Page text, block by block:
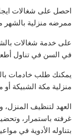
احصل على شغالات
ممرضه منزلية
على خدمة شغالات
في السن في تناول
يمكنك طلب خادمات
منزلية مكة الشبيكة
العهد لتنظيف المنزل،
غرفته باستمرار،
بتناوله الأدوية في